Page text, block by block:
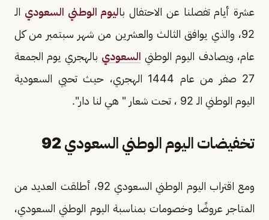
عشرة أيام تفصلنا عن الاحتفال باليوم الوطني السعودي الـ
92، والذي يوافق الثالث والعشرين من شهر سبتمبر من كل
عام، ويصادف اليوم الوطني السعودي بالهجري يوم الجمعة
27 صفر من عام 1444 الهجري، حيث تحيي السعودية
اليوم الوطني الـ 92 ، تحت شعار " هي لنا دار".
تخفيضات اليوم الوطني السعودي 92
ومع اقتراب اليوم الوطني السعودي 92، أطلقت العديد من
المتاجر عروضًا وخصومات بمناسبة اليوم الوطني السعودي،